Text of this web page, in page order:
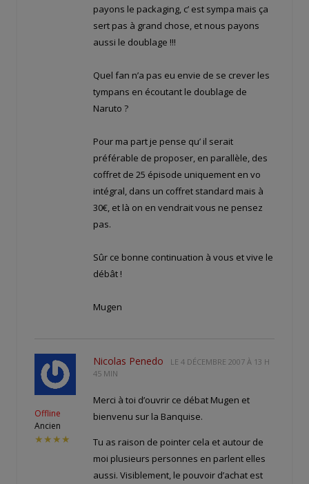
payons le packaging, c’ est sympa mais ça
sert pas à grand chose, et nous payons
aussi le doublage !!!
Quel fan n’a pas eu envie de se crever les
tympans en écoutant le doublage de
Naruto ?
Pour ma part je pense qu’ il serait
préférable de proposer, en parallèle, des
coffret de 25 épisode uniquement en vo
intégral, dans un coffret standard mais à
30€, et là on en vendrait vous ne pensez
pas.
Sûr ce bonne continuation à vous et vive le
débât !
Mugen
Offline
Ancien
★★★★
Nicolas Penedo LE 4 DÉCEMBRE 2007 À 13 H
45 MIN
Merci à toi d’ouvrir ce débat Mugen et
bienvenu sur la Banquise.
Tu as raison de pointer cela et autour de
moi plusieurs personnes en parlent elles
aussi. Visiblement, le pouvoir d’achat est